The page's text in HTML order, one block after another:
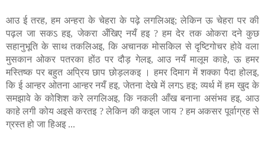
आउ ई तरह, हम अन्हरा के चेहरा के पढ़े लगलिअइ; लेकिन ऊ चेहरा पर की
पढ़ल जा सकऽ हइ, जेकरा अँखिए नयँ हइ ? हम देर तक ओकरा दने कुछ
सहानुभूति के साथ तकलिअइ, कि अचानक मोसकिल से दृष्टिगोचर होवे वला
मुसकान ओकर पतरका होंठ पर दौड़ गेलइ, आउ नयँ मालूम काहे, ऊ हमर
मस्तिष्क पर बहुत अप्रिय छाप छोड़लकइ । हमर दिमाग में शक्का पैदा होलइ,
कि ई आन्हर ओतना आन्हर नयँ हइ, जेतना देखे में लगऽ हइ; व्यर्थ में हम खुद के
समझावे के कोशिश करे लगलिअइ, कि नकली आँख बनाना असंभव हइ, आउ
काहे लगी कोय अइसे करतइ ? लेकिन की कइल जाय ? हम अकसर पूर्वाग्रह से
ग्रस्त हो जा हिअइ ...